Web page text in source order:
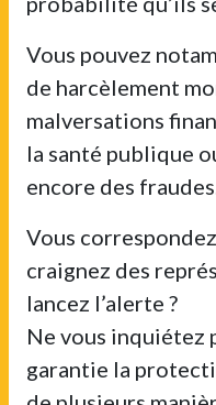
Vous pouvez
de harcèlement
malversations
la santé publique
encore des fraudes.
Vous
craignez des
lancez l’alerte ?
Ne vous inquiétez
garantie la